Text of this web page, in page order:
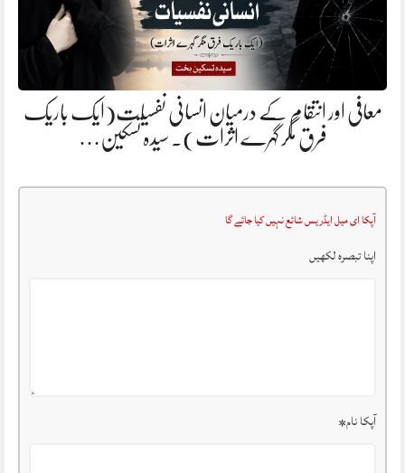
معافی اور انتقام کے درمیان انسانی نفسیات(ایک باریک
فرق مگر گہرے اثرات). سیدہ تسکین…
آپکا ای میل ایڈریس شائع نہیں کیا جائے گا
اپنا تبصرہ لکھیں
آپکا نام*